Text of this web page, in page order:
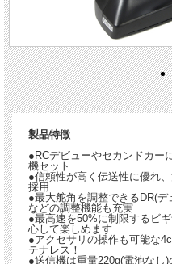
製品特徴
●RCデビューやセカンドカー
機セット
●信頼性が高く伝送性に優れ
採用
●最大舵角を調整できるDR(
などの調整機能も充実
●最高速を50%に制限するビ
心して楽しめます
●アクセサリの操作も可能な
テナレス！
●送信機は重量220g(電池なし